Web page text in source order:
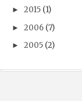
► 2015 (1)
► 2006 (7)
► 2005 (2)